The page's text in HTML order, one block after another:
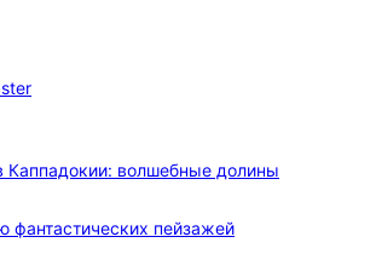
волшебные долины
фантастических пейзажей